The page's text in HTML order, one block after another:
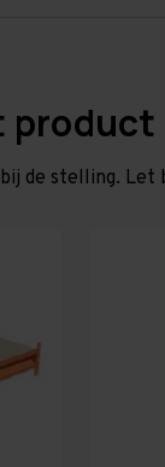
product
bij de stelling.